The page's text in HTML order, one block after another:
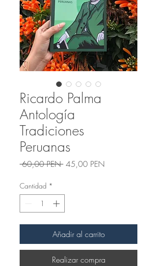
Ricardo Palma
Antología
Tradiciones
Peruanas
60,00 PEN Precio
45,00 PENPrecio
Cantidad *
Añadir al carrito
Realizar compra